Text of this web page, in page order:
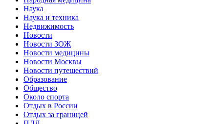
Наука
Наука и техника
Недвижимость
Новости
Новости ЗОЖ
Новости медицины
Новости Москвы
Новости путешествий
Образование
Общество
Около спорта
Отдых в России
Отдых за границей